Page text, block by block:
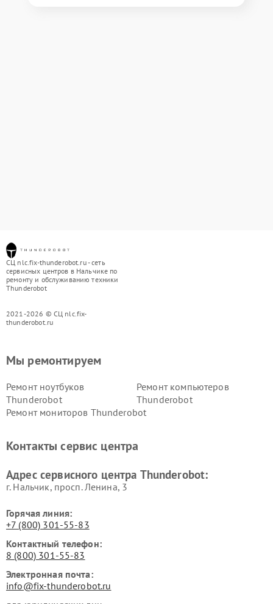
СЦ nlc.fix-thunderobot.ru - сеть
сервисных центров в Нальчике по
ремонту и обслуживанию техники
Thunderobot
2021-2026 © СЦ nlc.fix-
thunderobot.ru
Мы ремонтируем
Ремонт ноутбуков
Thunderobot
Ремонт компьютеров
Thunderobot
Ремонт мониторов Thunderobot
Контакты сервис центра
Адрес сервисного центра Thunderobot:
г. Нальчик, просп. Ленина, 3
Горячая линия:
+7 (800) 301-55-83
Контактный телефон:
8 (800) 301-55-83
Электронная почта:
info@fix-thunderobot.ru